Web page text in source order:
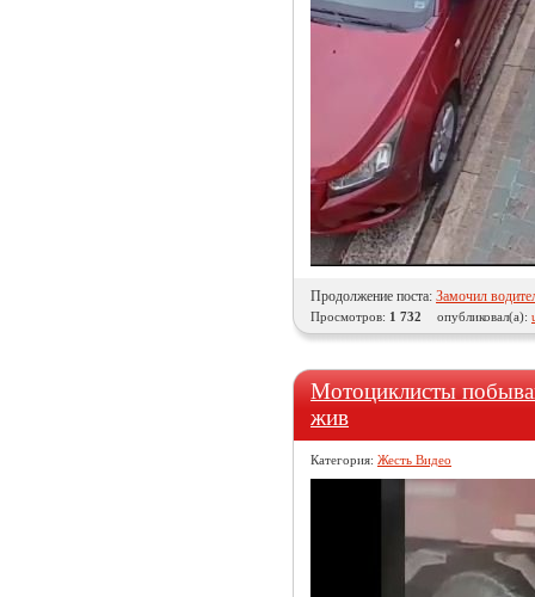
Продолжение поста: Замочил
Просмотров: 1 732 опубликовал(а):
Мотоциклисты
жив
Категория: Жесть Видео